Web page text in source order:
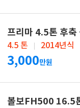
프리마 4.5톤 후축
4.5 톤 2014년식
3,000만원
볼보FH500 16.5